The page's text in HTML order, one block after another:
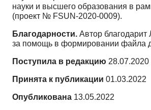
науки и высшего образования в
(проект № FSUN-2020-0009).
Благодарности. Автор
за помощь в формировании файла
Поступила в редакцию 28.07.2020
Принята к публикации 01.03.2022
Опубликована 13.05.2022